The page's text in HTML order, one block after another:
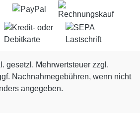
gesetzl. Mehrwertsteuer zzgl.
Nachnahmegebühren, wenn nicht
angegeben.